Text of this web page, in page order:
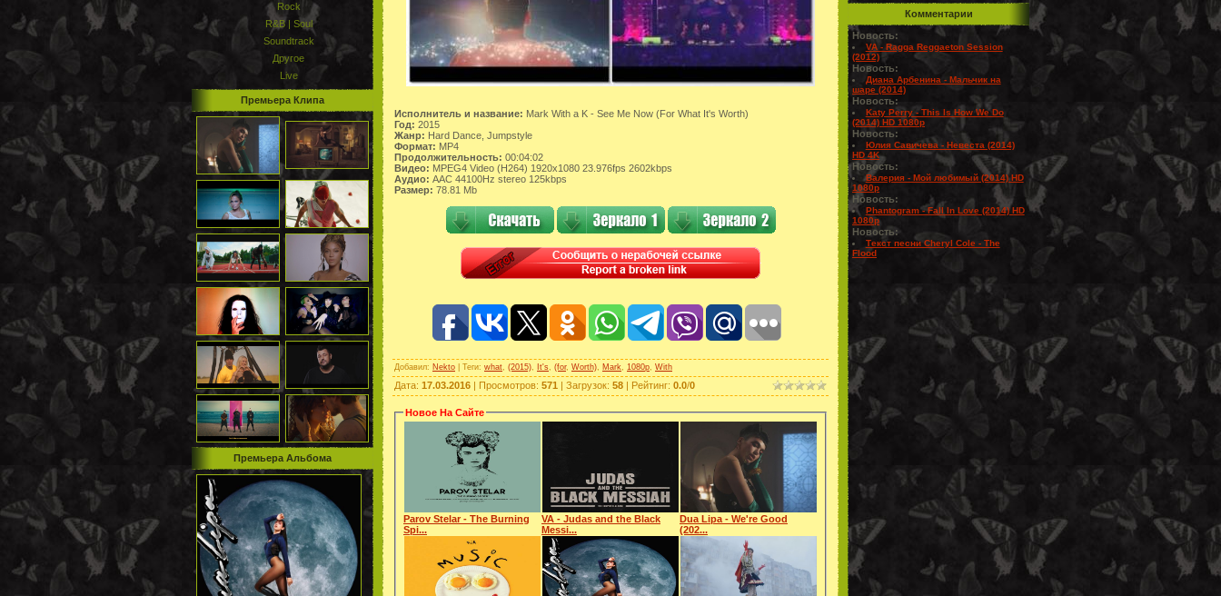
Rock
R&B | Soul
Soundtrack
Другое
Live
Премьера Клипа
Премьера Альбома
Исполнитель и название: Mark With a K - See Me Now (For What It's Worth)
Год: 2015
Жанр: Hard Dance, Jumpstyle
Формат: MP4
Продолжительность: 00:04:02
Видео: MPEG4 Video (H264) 1920x1080 23.976fps 2602kbps
Аудио: AAC 44100Hz stereo 125kbps
Размер: 78.81 Mb
Добавил: Nekto Теги: what (2015) It's (for, Worth) Mark 1080p With
Дата: 17.03.2016 | Просмотров: 571 | Загрузок: 58 | Рейтинг: 0.0/0
Новое На Сайте
Parov Stelar - The Burning
Spi...
VA - Judas and the Black
Messi...
Dua Lipa - We're Good
(202...
Комментарии
Новость:
VA - Ragga Reggaeton Session
(2012)
Новость:
Диана Арбенина - Мальчик на
шаре (2014)
Новость:
Katy Perry - This Is How We Do
(2014) HD 1080p
Новость:
Юлия Савичева - Невеста (2014)
HD 4K
Новость:
Валерия - Мой любимый (2014) HD
1080p
Новость:
Phantogram - Fall In Love (2014) HD
1080p
Новость:
Текст песни Cheryl Cole - The
Flood